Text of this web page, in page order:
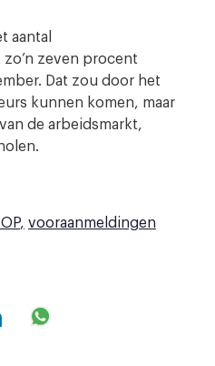
aantal
zeven procent
Dat zou door het
kunnen komen, maar
de arbeidsmarkt,
vooraanmeldingen